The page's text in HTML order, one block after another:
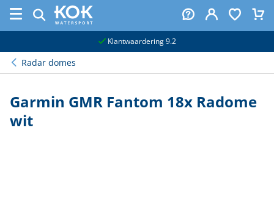
Klantwaardering 9.2
Radar domes
Garmin GMR Fantom 18x Radome
wit